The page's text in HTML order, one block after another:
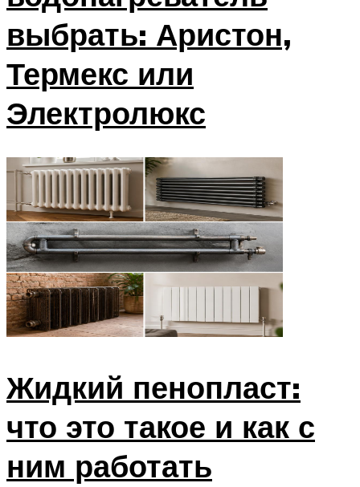
выбрать: Аристон,
Термекс или
Электролюкс
Жидкий пенопласт:
что это такое и как с
ним работать